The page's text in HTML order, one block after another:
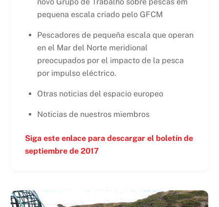
novo Grupo de Trabalho sobre pescas em
pequena escala criado pelo GFCM
Pescadores de pequeña escala que operan
en el Mar del Norte meridional
preocupados por el impacto de la pesca
por impulso eléctrico.
Otras noticias del espacio europeo
Noticias de nuestros miembros
Siga este enlace para descargar el boletín de
septiembre de 2017